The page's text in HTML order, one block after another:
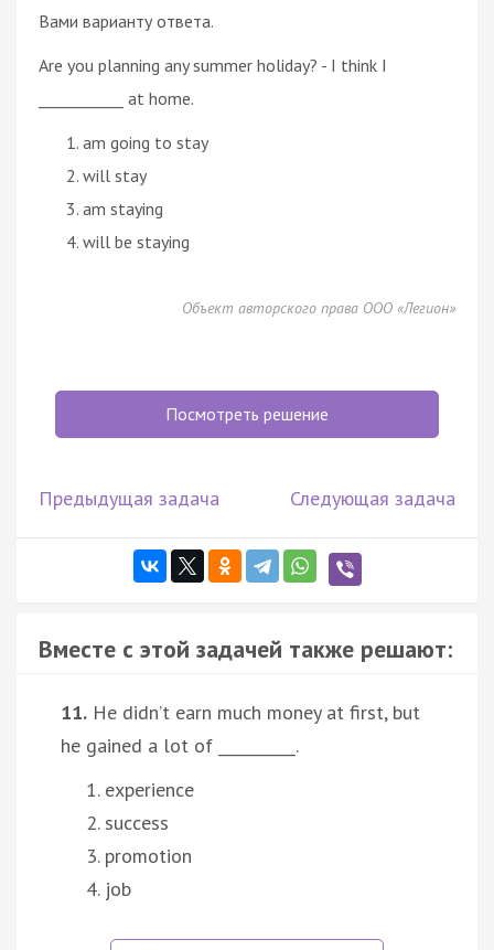
Вами варианту ответа.
Are you planning any summer holiday? - I think I
___________ at home.
am going to stay
will stay
am staying
will be staying
Объект авторского права ООО «Легион»
Посмотреть решение
Предыдущая задача Следующая задача
Вместе с этой задачей также решают:
11. He didn’t earn much money at first, but
he gained a lot of __________.
experience
success
promotion
job